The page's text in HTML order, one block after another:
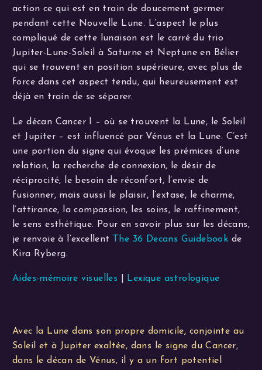
action ce qui est en train de doucement germer
pendant cette Nouvelle Lune. L’aspect le plus
compliqué de cette lunaison est le carré du trio
Jupiter-Lune-Soleil à Saturne et Neptune en Bélier
qui se trouvent en position supérieure, avec plus de
force dans cet aspect tendu, qui heureusement est
déjà en train de se séparer.
Le décan Cancer I – où se trouvent la Lune, le Soleil
et Jupiter – est influencé par Vénus et la Lune. C’est
une portion du signe qui évoque les prémices d’une
relation, la recherche de connexion, le désir de
réciprocité, le besoin de réconfort, l’envie de
fusionner, mais aussi le plaisir, l’extase, le charme,
l’attirance, la compassion, les soins, le raffinement,
le sens esthétique. Pour en savoir plus sur les décans,
je renvoie à l’excellent
The 36 Decans Guidebook de
Kira Ryberg.
Aides-mémoire visuelles Lexique astrologique
Avec la Lune dans son propre domicile, conjointe au
Soleil et à Jupiter exaltée, dans le signe du Cancer,
dans le décan de Vénus, il y a un fort potentiel